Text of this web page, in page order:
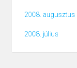
2008. augusztus
2008. július